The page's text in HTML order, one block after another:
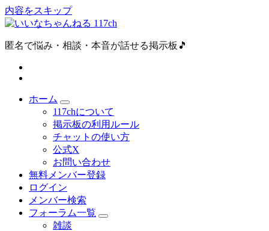
内容をスキップ
匿名で悩み・相談・本音が話せる掲示板🎵
ホーム
117chについて
掲示板の利用ルール
チャットの使い方
公式X
お問い合わせ
無料メンバー登録
ログイン
メンバー検索
フォーラム一覧
雑談